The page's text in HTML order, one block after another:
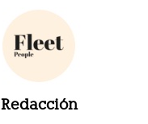
Redacción